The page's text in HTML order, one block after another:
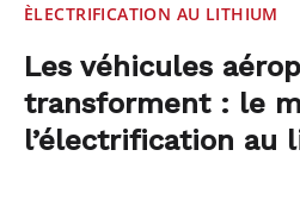
ÈLECTRIFICATION AU LITHIUM
Les véhicules
transforment : le
l’électrification au